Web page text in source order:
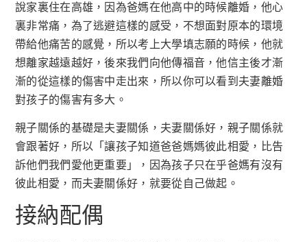
說家裏住在高雄，因為爸媽在他高中的時候離婚，他心
裏非常痛，為了逃避這樣的感受，不想面對原本的環境
帶給他痛苦的感覺，所以考上大學填志願的時候，他就
想離家越遠越好，後來我們向他傳福音，他信主後才漸
漸的從這樣的傷害中走出來，所以你可以看到夫妻離婚
對孩子的傷害有多大。
親子關係的基礎是夫妻關係，夫妻關係好，親子關係就
會跟著好，所以「讓孩子知道爸爸媽媽彼此相愛，比告
訴他們我們愛他更重要」，因為孩子只在乎爸媽有沒有
彼此相愛，而夫妻關係好，就要從自己做起。
接納配偶